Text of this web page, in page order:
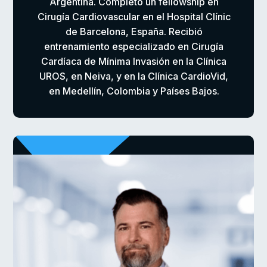
Cirugía Cardiovascular en el Hospital Clínic
de Barcelona, España. Recibió
entrenamiento especializado en Cirugía
Cardíaca de Mínima Invasión en la Clínica
UROS, en Neiva, y en la Clínica CardioVid,
en Medellín, Colombia y Países Bajos.